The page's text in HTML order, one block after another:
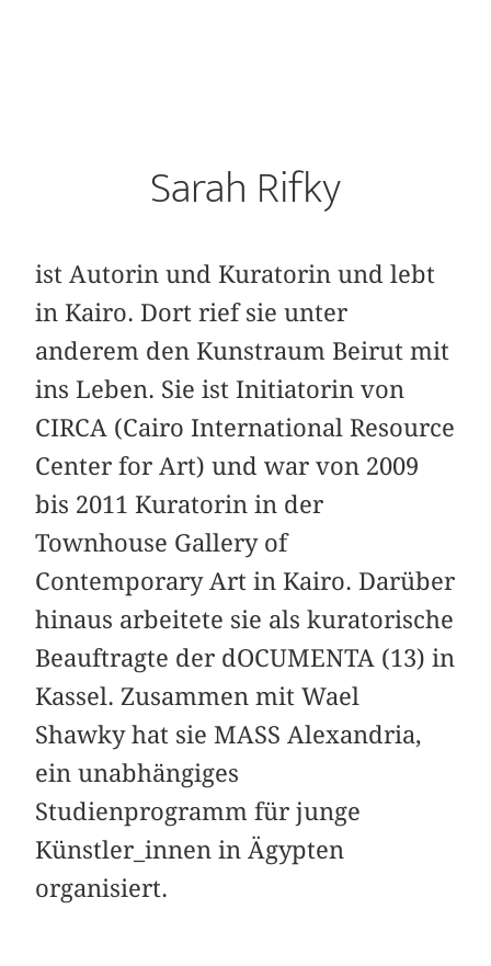
Sarah Rifky
ist Autorin und Kuratorin und lebt
in Kairo. Dort rief sie unter
anderem den Kunstraum Beirut mit
ins Leben. Sie ist Initiatorin von
CIRCA (Cairo International Resource
Center for Art) und war von 2009
bis 2011 Kuratorin in der
Townhouse Gallery of
Contemporary Art in Kairo. Darüber
hinaus arbeitete sie als kuratorische
Beauftragte der dOCUMENTA (13) in
Kassel. Zusammen mit Wael
Shawky hat sie MASS Alexandria,
ein unabhängiges
Studienprogramm für junge
Künstler_innen in Ägypten
organisiert.